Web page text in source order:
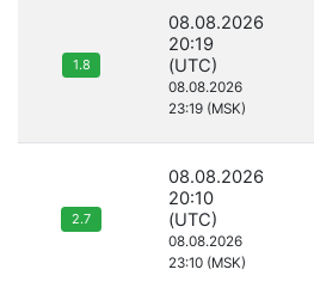
1.8
08.08.2026
20:19
(UTC)
08.08.2026
23:19 (MSK)
2.7
08.08.2026
20:10
(UTC)
08.08.2026
23:10 (MSK)